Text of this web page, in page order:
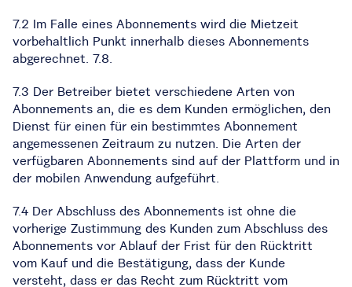
7.2 Im Falle eines Abonnements wird die Mietzeit
vorbehaltlich Punkt innerhalb dieses Abonnements
abgerechnet. 7.8.
7.3 Der Betreiber bietet verschiedene Arten von
Abonnements an, die es dem Kunden ermöglichen, den
Dienst für einen für ein bestimmtes Abonnement
angemessenen Zeitraum zu nutzen. Die Arten der
verfügbaren Abonnements sind auf der Plattform und in
der mobilen Anwendung aufgeführt.
7.4 Der Abschluss des Abonnements ist ohne die
vorherige Zustimmung des Kunden zum Abschluss des
Abonnements vor Ablauf der Frist für den Rücktritt
vom Kauf und die Bestätigung, dass der Kunde
versteht, dass er das Recht zum Rücktritt vom